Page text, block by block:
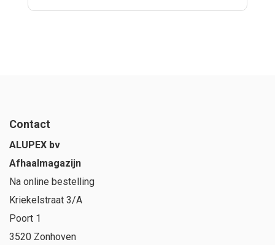
Contact
ALUPEX bv
Afhaalmagazijn
Na online bestelling
Kriekelstraat 3/A
Poort 1
3520 Zonhoven